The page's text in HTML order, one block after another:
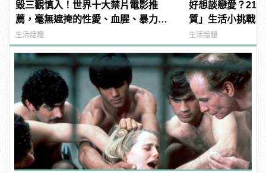
毀三觀慎入！世界十大禁片電影推
薦，毫無遮掩的性愛、血腥、暴力、
噁心到極致！ | manfashion這樣變型
男
生活話題
好想談戀愛？21
質」生活小挑戰
生活話題